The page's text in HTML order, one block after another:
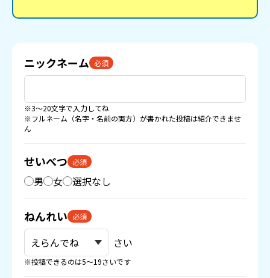
ニックネーム 必須
※3〜20文字で入力してね
※フルネーム（名字・名前の両方）が書かれた投稿は紹介できませ
ん
せいべつ 必須
男 女 選択なし
ねんれい 必須
さい
※投稿できるのは5〜19さいです